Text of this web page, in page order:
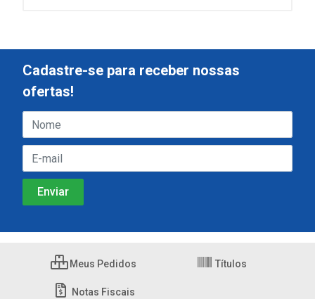
Cadastre-se para receber nossas
ofertas!
Meus Pedidos Títulos
Notas Fiscais